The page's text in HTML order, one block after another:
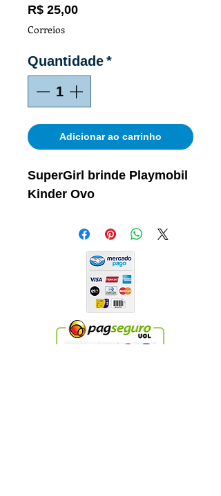
R$ 25,00Preço
Correios
Quantidade*
Adicionar ao carrinho
SuperGirl brinde Playmobil
Kinder Ovo